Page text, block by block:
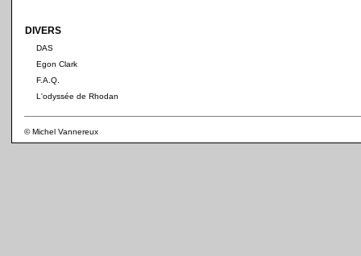
DIVERS
DAS
Egon Clark
F.A.Q.
L'odyssée de Rhodan
© Michel Vannereux